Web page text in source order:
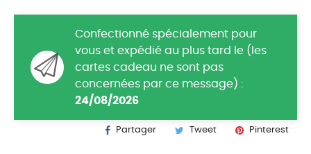
Confectionné spécialement pour
vous et expédié au plus tard le (les
cartes cadeau ne sont pas
concernées par ce message) :
24/08/2026
Partager Tweet Pinterest